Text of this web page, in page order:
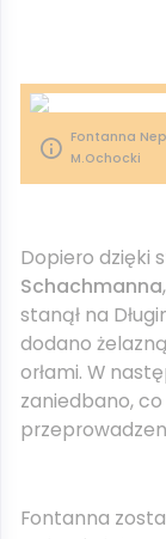
Fontanna
M.Ochocki
Dopiero dzięki
Schachmanna
stanął na
dodano
orłami. W
zaniedbano, co
Fontanna